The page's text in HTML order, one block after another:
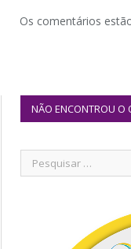
Os comentários
NÃO ENCONTROU O